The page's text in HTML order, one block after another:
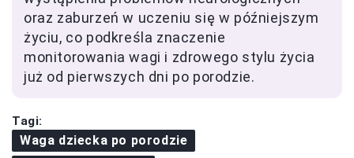
oraz zaburzeń w uczeniu się w późniejszym
życiu, co podkreśla znaczenie
monitorowania wagi i zdrowego stylu życia
już od pierwszych dni po porodzie.
Tagi:
Waga dziecka po porodzie